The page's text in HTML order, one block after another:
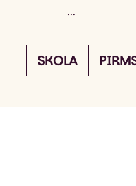
SKOLA